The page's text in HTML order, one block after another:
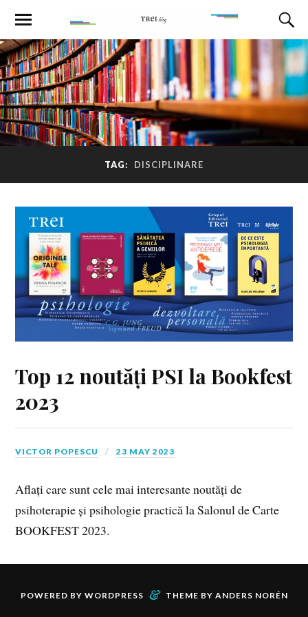
TAG: DISCIPLINARE
Top 12 noutăți PSI la Bookfest
2023
VICTOR POPESCU 23 MAY 2023
Aflați care sunt cele mai interesante noutăți de
psihoterapie și psihologie practică la Salonul de Carte
BOOKFEST 2023.
POWERED BY WORDPRESS & THEME BY ANDERS NORÉN